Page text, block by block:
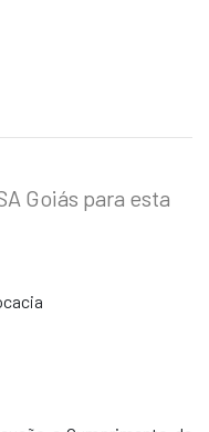
Goiás para esta